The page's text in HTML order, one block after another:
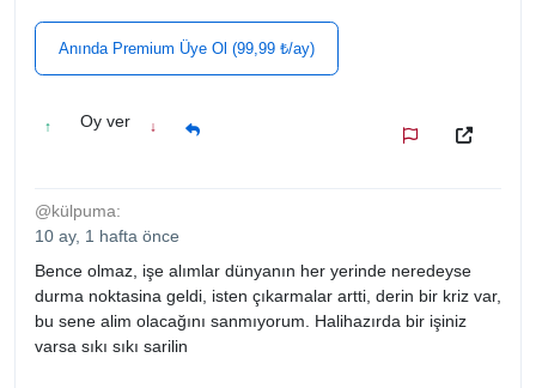
Anında Premium Üye Ol (99,99 ₺/ay)
↑ Oy ver ↓
@külpuma:
10 ay, 1 hafta önce
Bence olmaz, işe alımlar dünyanın her yerinde neredeyse
durma noktasina geldi, isten çıkarmalar artti, derin bir kriz var,
bu sene alim olacağını sanmıyorum. Halihazırda bir işiniz
varsa sıkı sıkı sarilin